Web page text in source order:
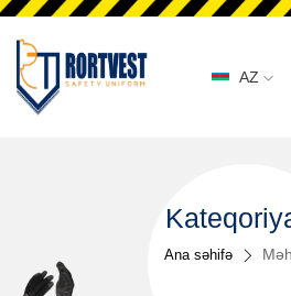
AZ
Ana səhifə